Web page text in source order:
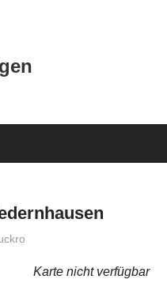
Karte nicht verfügbar